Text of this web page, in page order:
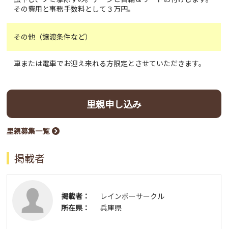
その費用と事務手数料として３万円。
その他（譲渡条件など）
車または電車でお迎え来れる方限定とさせていただきます。
里親申し込み
里親募集一覧
掲載者
掲載者：
レインボーサークル
所在県：
兵庫県